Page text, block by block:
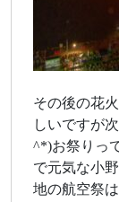
その後の花
しいですが
^*)お祭りっ
で元気な小
地の航空祭